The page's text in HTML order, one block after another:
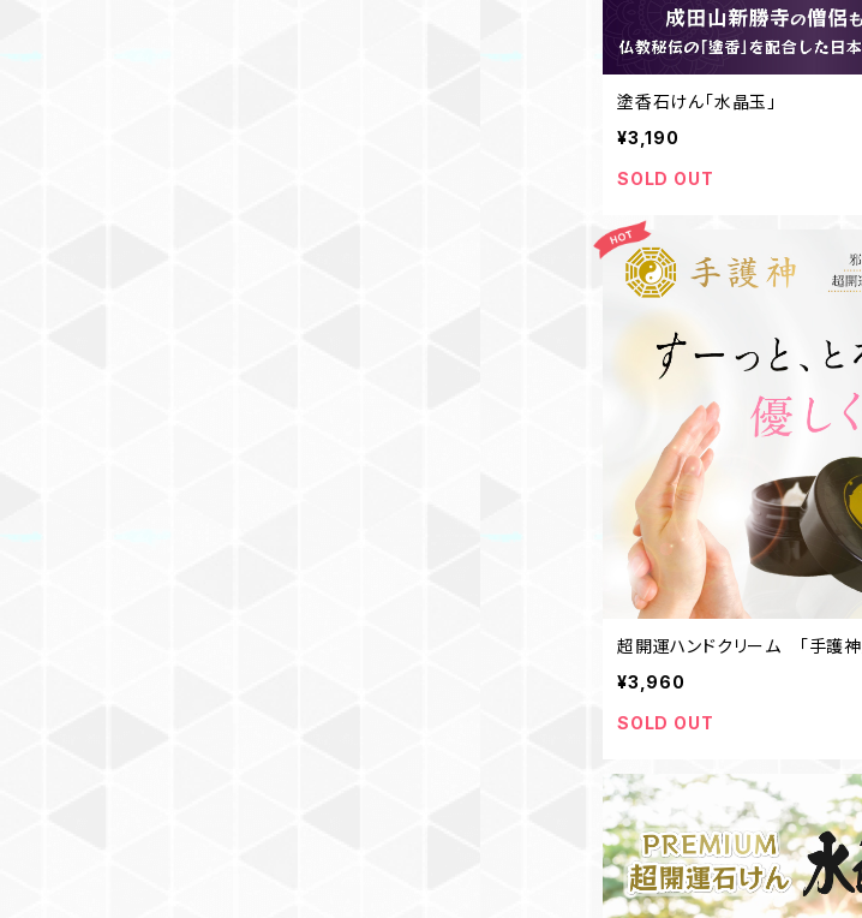
塗香石けん｢水晶玉｣
¥3,190
SOLD OUT
超開運ハンドクリーム ｢手護神
¥3,960
SOLD OUT